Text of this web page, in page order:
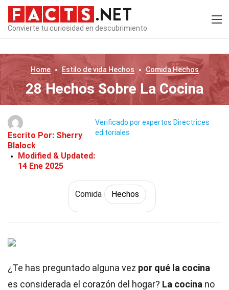
Convierte tu curiosidad en descubrimiento
Home Estilo de vida Hechos ComidaHechos
28 Hechos Sobre La Cocina
Escrito Por: Sherry
Blalock
Modified & Updated:
14 Ene 2025
Verificado por expertos Directrices
editoriales
Comida Hechos
¿Te has preguntado alguna vez por qué la cocina
es considerada el corazón del hogar? La cocina no